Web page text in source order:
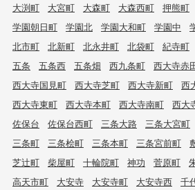
大渕町
大宮町 大森町 大森西町 押熊町
学園朝日町
学園北 学園大和町 学園中
北市町
北新町 北永井町 北袋町 紀寺町
五条
五条西 五条畑 西九条町 西大寺赤
西大寺国見町
西大寺芝町 西大寺新町 西
西大寺東町
西大寺本町 西大寺南町 西大
佐保台
佐保台西町 三条大路 三条大宮町
三条町
三条桧町 三条本町 三条宮前町
芝辻町
柴屋町 十輪院町 神功 菅原町
高天市町
大安寺 大安寺町 大安寺西 千